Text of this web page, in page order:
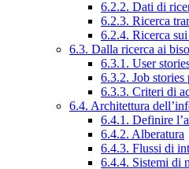
6.2.2. Dati di
6.2.3. Ricerca
6.2.4. Ricerca
6.3. Dalla ricerca ai
6.3.1. User
6.3.2. Job
6.3.3. Criteri di
6.4. Architettura
6.4.1. Definire
6.4.2. Alberatura
6.4.3. Flussi di
6.4.4. Sistemi di